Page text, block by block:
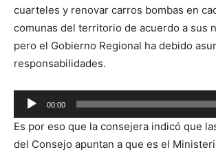
cuarteles y renovar carros bombas en
comunas del territorio de acuerdo a sus
pero el Gobierno Regional ha debido
responsabilidades.
Reproductor
de
audio
00:00
Es por eso que la consejera indicó que
del Consejo apuntan a que es el